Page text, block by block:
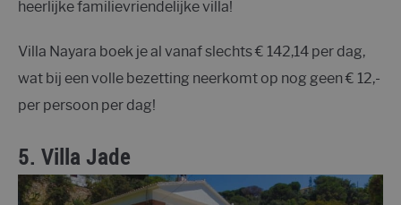
heerlijke familievriendelijke villa!
Villa Nayara boek je al vanaf slechts € 142,14 per dag,
wat bij een volle bezetting neerkomt op nog geen € 12,-
per persoon per dag!
5. Villa Jade